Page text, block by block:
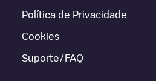
Política de Privacidade
Cookies
Suporte/FAQ